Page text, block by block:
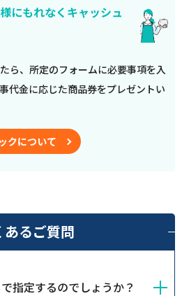
にもれなくキャッシュ
ら、所定のフォームに必要事項を入
代金に応じた商品券をプレゼントい
クについて
あるご質問
指定するのでしょうか？